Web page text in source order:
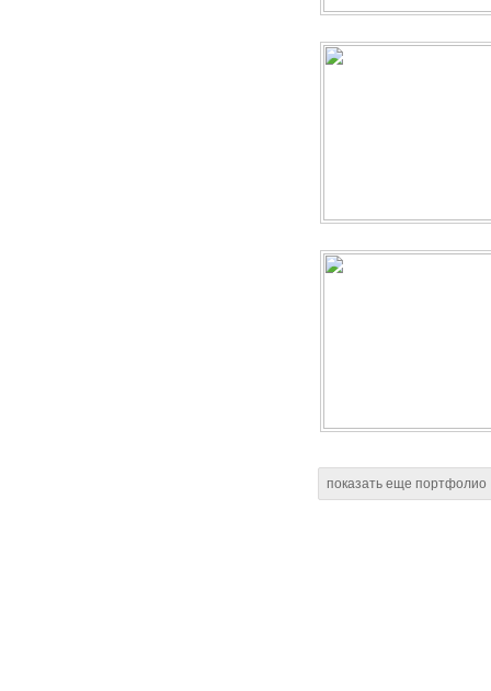
показать еще портфолио